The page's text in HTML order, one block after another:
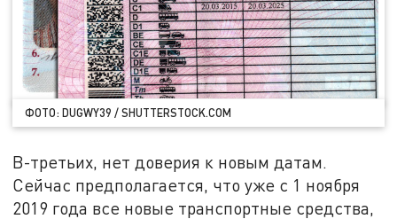
ФОТО: DUGWY39 / SHUTTERSTOCK.COM
В-третьих, нет доверия к новым датам.
Сейчас предполагается, что уже с 1 ноября
2019 года все новые транспортные средства,